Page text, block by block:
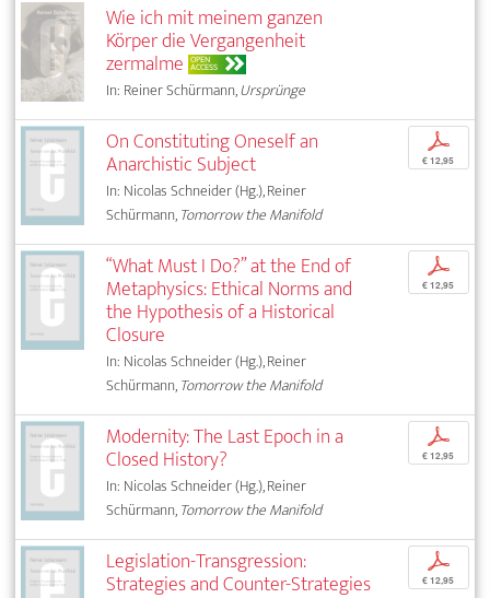
Wie ich mit meinem ganzen
Körper die Vergangenheit
zermalme OPEN
ACCESS
In: Reiner Schürmann,Ursprünge
On Constituting Oneself an
Anarchistic Subject
In: Nicolas Schneider (Hg.), Reiner
Schürmann,Tomorrow the Manifold
p
€ 12,95
“What Must I Do?” at the End of
Metaphysics: Ethical Norms and
the Hypothesis of a Historical
Closure
In: Nicolas Schneider (Hg.), Reiner
Schürmann,Tomorrow the Manifold
p
€ 12,95
Modernity: The Last Epoch in a
Closed History?
In: Nicolas Schneider (Hg.), Reiner
Schürmann,Tomorrow the Manifold
p
€ 12,95
Legislation-Transgression:
Strategies and Counter-Strategies
p
€ 12,95